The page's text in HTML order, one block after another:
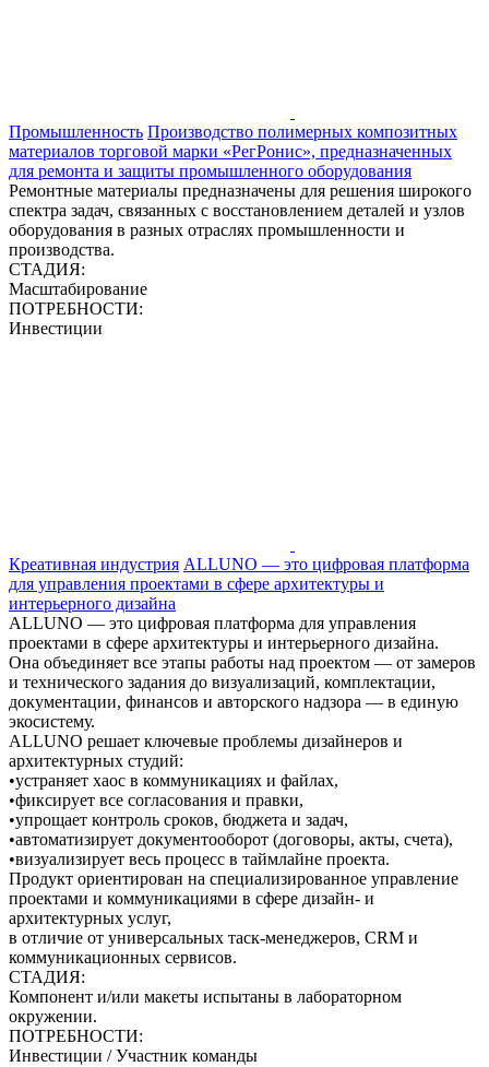
Промышленность Производство полимерных композитных
материалов торговой марки «РегРонис», предназначенных
для ремонта и защиты промышленного оборудования
Ремонтные материалы предназначены для решения широкого
спектра задач, связанных с восстановлением деталей и узлов
оборудования в разных отраслях промышленности и
производства.
СТАДИЯ:
Масштабирование
ПОТРЕБНОСТИ:
Инвестиции
Креативная индустрия ALLUNO — это цифровая платформа
для управления проектами в сфере архитектуры и
интерьерного дизайна
ALLUNO — это цифровая платформа для управления
проектами в сфере архитектуры и интерьерного дизайна.
Она объединяет все этапы работы над проектом — от замеров
и технического задания до визуализаций, комплектации,
документации, финансов и авторского надзора — в единую
экосистему.
ALLUNO решает ключевые проблемы дизайнеров и
архитектурных студий:
•устраняет хаос в коммуникациях и файлах,
•фиксирует все согласования и правки,
•упрощает контроль сроков, бюджета и задач,
•автоматизирует документооборот (договоры, акты, счета),
•визуализирует весь процесс в таймлайне проекта.
Продукт ориентирован на специализированное управление
проектами и коммуникациями в сфере дизайн- и
архитектурных услуг,
в отличие от универсальных таск-менеджеров, CRM и
коммуникационных сервисов.
СТАДИЯ:
Компонент и/или макеты испытаны в лабораторном
окружении.
ПОТРЕБНОСТИ:
Инвестиции / Участник команды